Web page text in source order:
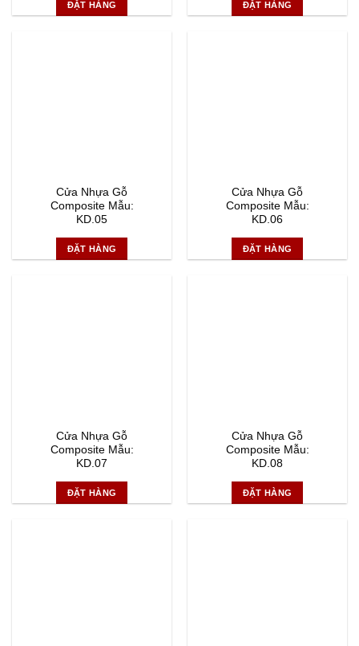
ĐẶT HÀNG ĐẶT HÀNG
Cửa Nhựa Gỗ
Composite Mẫu:
KD.05
ĐẶT HÀNG
Cửa Nhựa Gỗ
Composite Mẫu:
KD.06
ĐẶT HÀNG
Cửa Nhựa Gỗ
Composite Mẫu:
KD.07
ĐẶT HÀNG
Cửa Nhựa Gỗ
Composite Mẫu:
KD.08
ĐẶT HÀNG